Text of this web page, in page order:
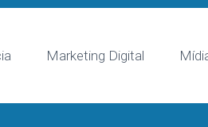
Marketing Digital